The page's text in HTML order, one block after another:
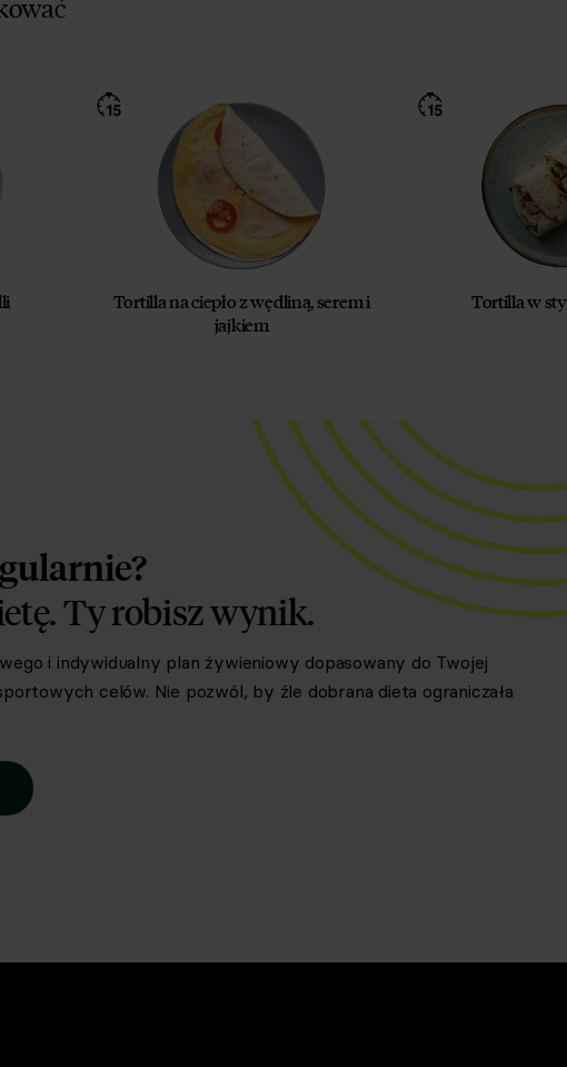
Tortilla na ciepło z wędliną, serem i
jajkiem
Tortilla w
Ty robisz wynik.
i indywidualny plan żywieniowy dopasowany do Twojej
celów. Nie pozwól, by źle dobrana dieta ograniczała